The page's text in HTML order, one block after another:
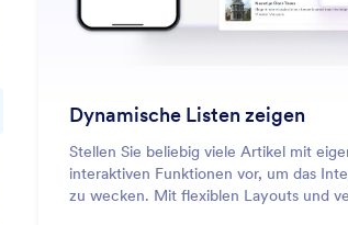
Dynamische Listen zeigen
Stellen Sie beliebig viele Artikel mit
interaktiven Funktionen vor, um das
zu wecken. Mit flexiblen Layouts und